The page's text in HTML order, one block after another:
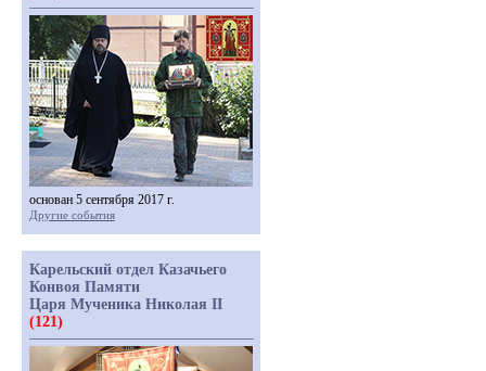
основан 5 сентября 2017 г.
Другие события
Карельский отдел Казачьего
Конвоя Памяти
Царя Мученика Николая II
(121)